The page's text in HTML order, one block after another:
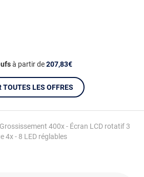
400x - Écran LCD rotatif 3
4x - 8 LED réglables
à partir de207,83€
TOUTES LES OFFRES